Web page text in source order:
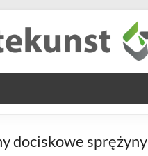
dociskowe sprężyny